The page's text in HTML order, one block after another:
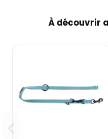
À découvrir